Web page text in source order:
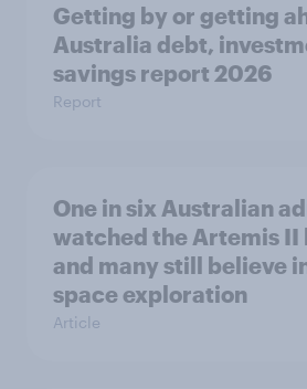
Getting by or getting
Australia debt,
savings report 2026
Report
One in six Australian
watched the Artemis II
and many still believe
space exploration
Article